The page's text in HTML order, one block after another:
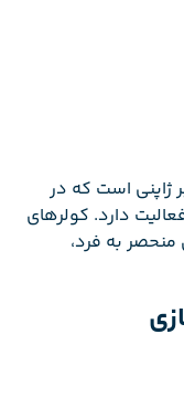
ژاپنی است که در
دارد. کولرهای
منحصر به فرد،